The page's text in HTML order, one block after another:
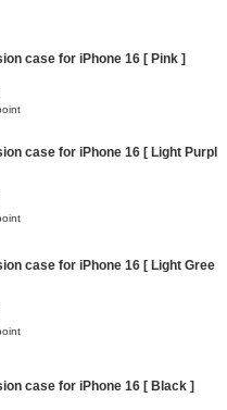
case for iPhone 16 [ Pink ]
case for iPhone 16 [ Light Purpl
case for iPhone 16 [ Light Gree
case for iPhone 16 [ Black ]